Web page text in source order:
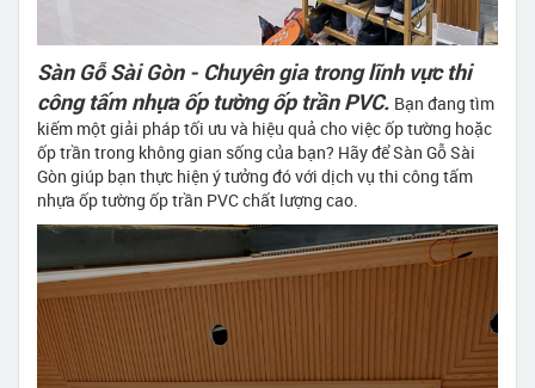
Sàn Gỗ Sài Gòn - Chuyên gia trong lĩnh vực thi
công tấm nhựa ốp tường ốp trần PVC. Bạn đang tìm
kiếm một giải pháp tối ưu và hiệu quả cho việc ốp tường hoặc
ốp trần trong không gian sống của bạn? Hãy để Sàn Gỗ Sài
Gòn giúp bạn thực hiện ý tưởng đó với dịch vụ thi công tấm
nhựa ốp tường ốp trần PVC chất lượng cao.